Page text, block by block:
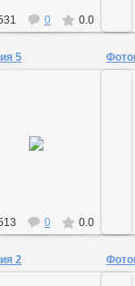
0 0.0
5
0 0.0
2